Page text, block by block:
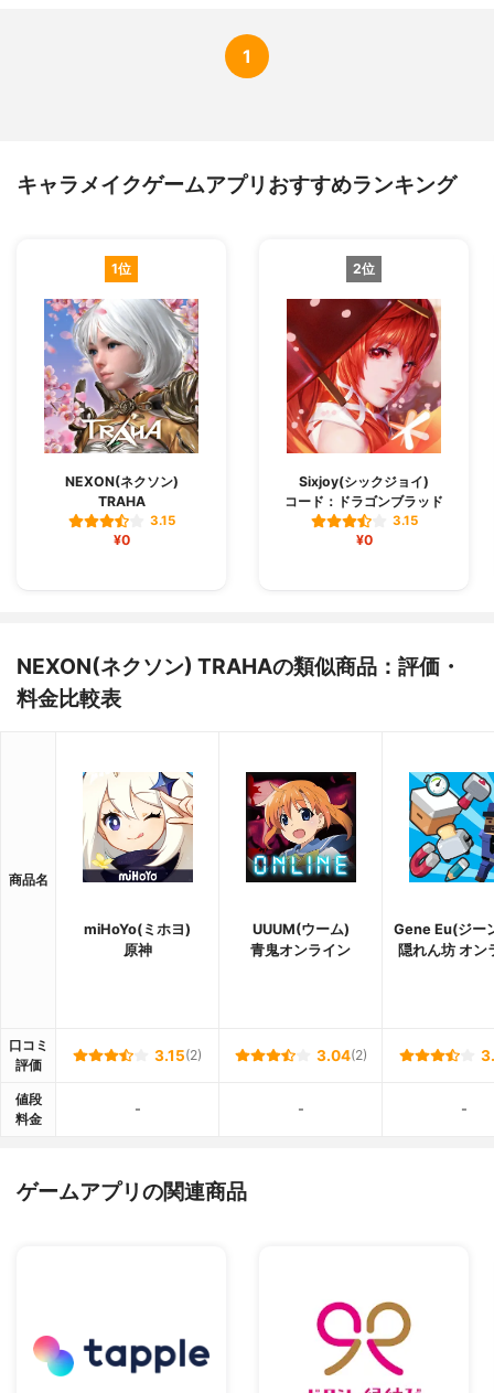
1
キャラメイクゲームアプリおすすめランキング
1位
NEXON(ネクソン)
TRAHA
3.15
¥0
2位
Sixjoy(シックジョイ)
コード：ドラゴンブラッド
3.15
¥0
NEXON(ネクソン) TRAHAの類似商品：評価・
料金比較表
商品名
miHoYo(ミホヨ)
原神
UUUM(ウーム)
青鬼オンライン
Gene Eu(ジー
隠れん坊 オン
口コミ
評価
3.15(2) 3.04(2)
値段
料金
- - -
ゲームアプリの関連商品